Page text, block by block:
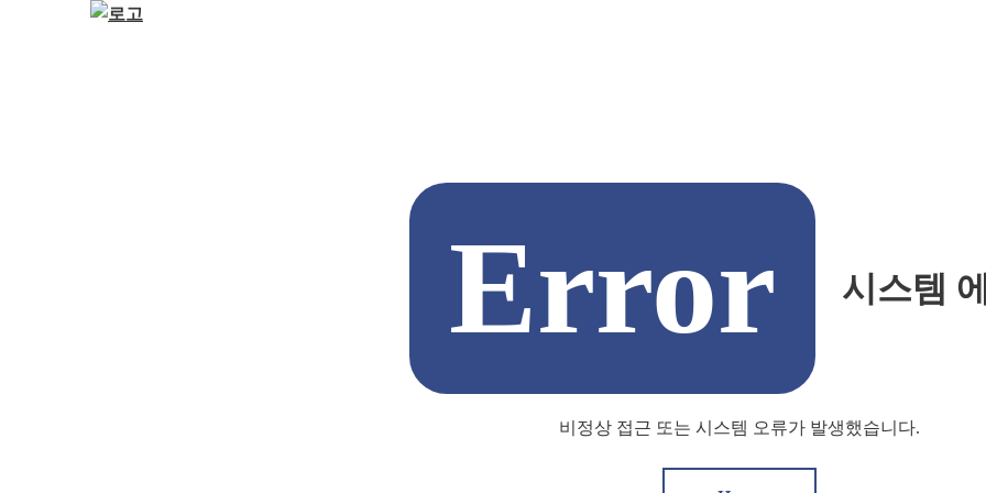
Error 시스템
비정상 접근 또는 시스템 오류가 발생했습니다.